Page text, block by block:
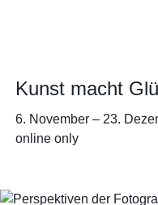
Kunst macht
6. November– 23.
online only